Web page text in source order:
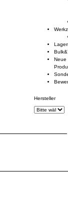
Neue
Hersteller